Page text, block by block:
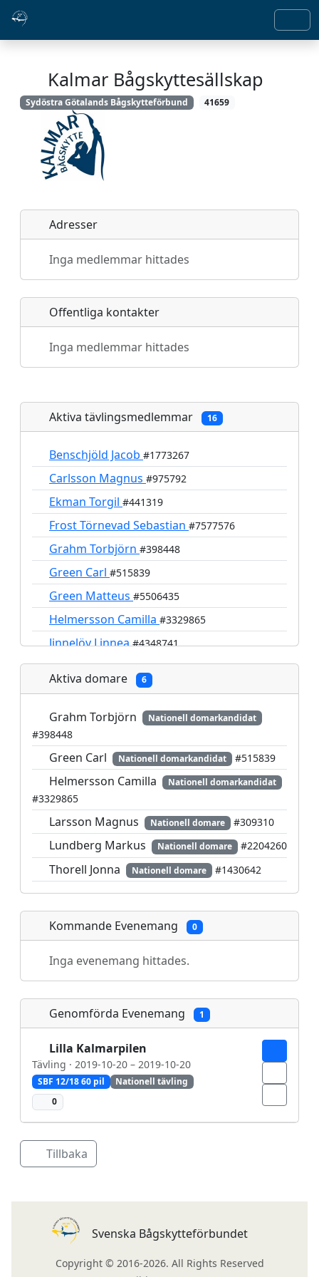
Kalmar Bågskyttesällskap
Sydöstra Götalands Bågskytteförbund 41659
Adresser
Inga medlemmar hittades
Offentliga kontakter
Inga medlemmar hittades
Aktiva tävlingsmedlemmar 16
Benschjöld Jacob #1773267
Carlsson Magnus #975792
Ekman Torgil #441319
Frost Törnevad Sebastian #7577576
Grahm Torbjörn #398448
Green Carl #515839
Green Matteus #5506435
Helmersson Camilla #3329865
Jinnelöv Linnea#4348741
Lundberg Markus#2204260
Lundqvist Elias#6037241
Malmgren David #2657069
Sahuric Bank Danijel
Schygge Linnéa#5295679
Thorell Jonna#1430642
Wallander Sixten#5272858
Aktiva domare 6
Grahm Torbjörn Nationell domarkandidat
#398448
Green Carl Nationell domarkandidat #515839
Helmersson Camilla Nationell domarkandidat
#3329865
Larsson Magnus Nationell domare #309310
Lundberg Markus Nationell domare #2204260
Thorell Jonna Nationell domare #1430642
Kommande Evenemang 0
Inga evenemang hittades.
Genomförda Evenemang 1
Lilla Kalmarpilen
Tävling · 2019-10-20 – 2019-10-20
SBF 12/18 60 pil
Nationell tävling
0
Tillbaka
Svenska Bågskytteförbundet
Copyright © 2016-2026. All Rights Reserved